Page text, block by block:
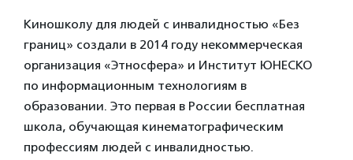
Киношколу для людей с инвалидностью «Без
границ» создали в 2014 году некоммерческая
организация «Этносфера» и Институт ЮНЕСКО
по информационным технологиям в
образовании. Это первая в России бесплатная
школа, обучающая кинематографическим
профессиям людей с инвалидностью.